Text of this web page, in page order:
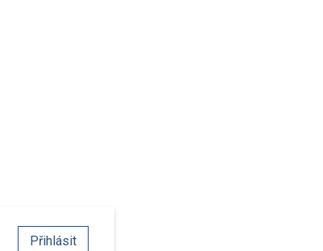
Přihlásit